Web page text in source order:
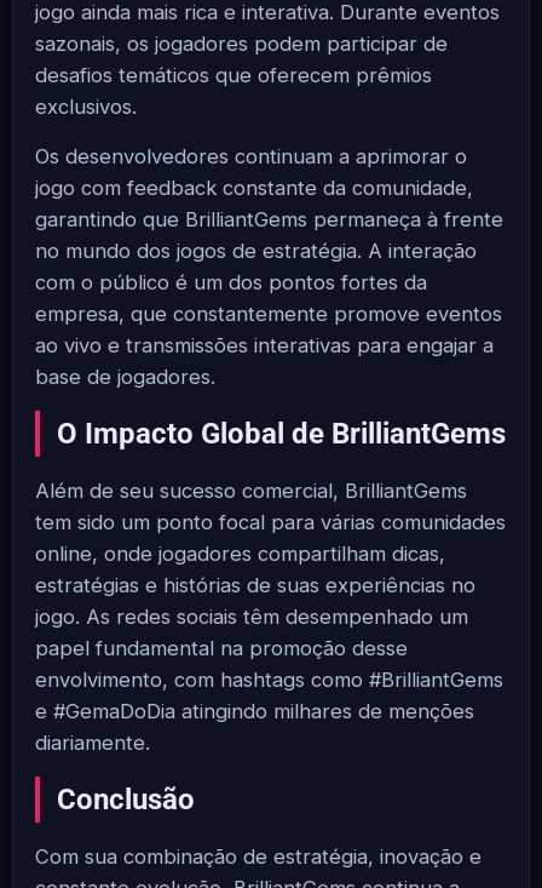
jogo ainda mais rica e interativa. Durante eventos
sazonais, os jogadores podem participar de
desafios temáticos que oferecem prêmios
exclusivos.
Os desenvolvedores continuam a aprimorar o
jogo com feedback constante da comunidade,
garantindo que BrilliantGems permaneça à frente
no mundo dos jogos de estratégia. A interação
com o público é um dos pontos fortes da
empresa, que constantemente promove eventos
ao vivo e transmissões interativas para engajar a
base de jogadores.
O Impacto Global de BrilliantGems
Além de seu sucesso comercial, BrilliantGems
tem sido um ponto focal para várias comunidades
online, onde jogadores compartilham dicas,
estratégias e histórias de suas experiências no
jogo. As redes sociais têm desempenhado um
papel fundamental na promoção desse
envolvimento, com hashtags como #BrilliantGems
e #GemaDoDia atingindo milhares de menções
diariamente.
Conclusão
Com sua combinação de estratégia, inovação e